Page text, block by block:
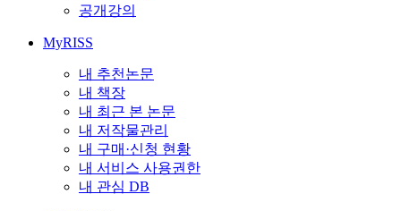
공개강의
MyRISS
내 추천논문
내 책장
내 최근 본 논문
내 저작물관리
내 구매·신청 현황
내 서비스 사용권한
내 관심 DB